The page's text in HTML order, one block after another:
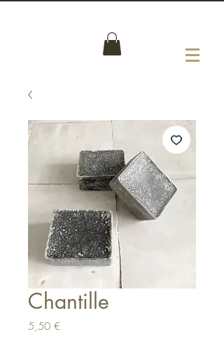
Chantille
5,50 €Preis